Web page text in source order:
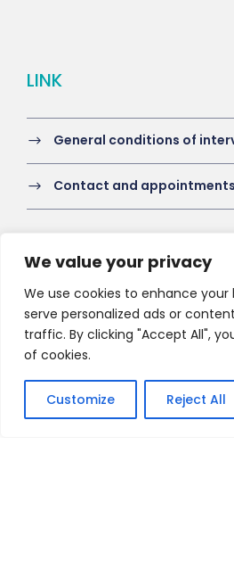
We value your privacy
We use cookies to enhance your
serve personalized ads or
traffic. By clicking "Accept All",
of cookies.
Customize Reject All
LINK
General conditions of
Contact and appointments
Copyright 2021 HV-A,